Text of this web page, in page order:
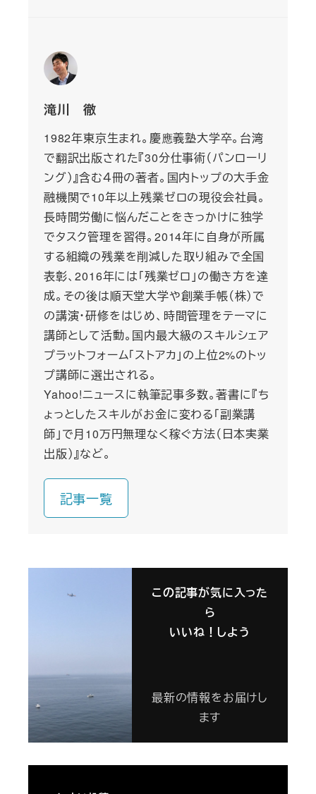
滝川 徹
1982年東京生まれ。慶應義塾大学卒。台湾
で翻訳出版された『30分仕事術（パンローリ
ング）』含む４冊の著者。国内トップの大手金
融機関で10年以上残業ゼロの現役会社員。
長時間労働に悩んだことをきっかけに独学
でタスク管理を習得。2014年に自身が所属
する組織の残業を削減した取り組みで全国
表彰、2016年には「残業ゼロ」の働き方を達
成。その後は順天堂大学や創業手帳（株）で
の講演・研修をはじめ、時間管理をテーマに
講師として活動。国内最大級のスキルシェア
プラットフォーム「ストアカ」の上位2%のトッ
プ講師に選出される。
Yahoo!ニュースに執筆記事多数。著書に『ち
ょっとしたスキルがお金に変わる「副業講
師」で月10万円無理なく稼ぐ方法（日本実業
出版）』など。
記事一覧
この記事が気に入った
ら
いいね！しよう
最新の情報をお届けし
ます